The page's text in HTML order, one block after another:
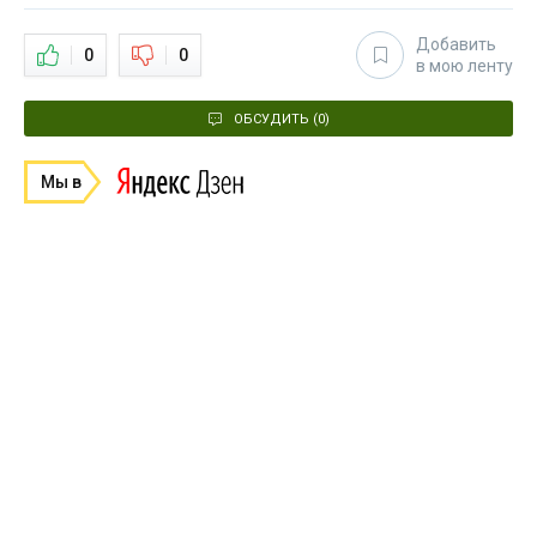
0 0
Добавить
в мою ленту
ОБСУДИТЬ (0)
Мы в